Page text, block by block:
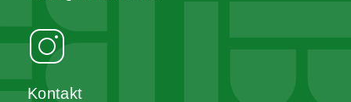
Kontakt